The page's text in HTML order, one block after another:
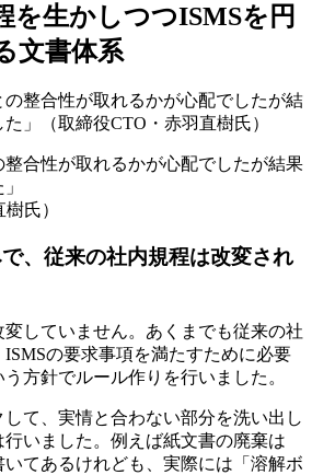
を生かしつつISMSを円
文書体系
整合性が取れるかが心配でしたが結果
氏）
、従来の社内規程は改変され
していません。あくまでも従来の社
の要求事項を満たすために必要
方針でルール作りを行いました。
て、実情と合わない部分を洗い出し
いました。例えば紙文書の廃棄は
いてあるけれども、実際には「溶解ボ